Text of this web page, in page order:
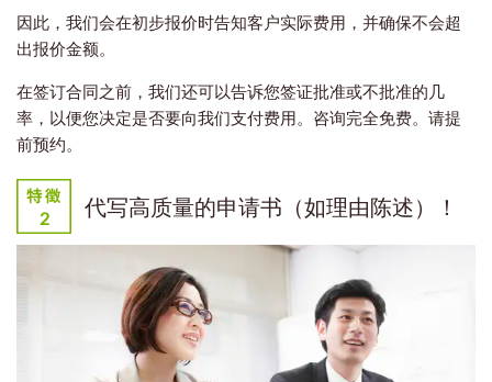
因此，我们会在初步报价时告知客户实际费用，并确保不会超
出报价金额。
在签订合同之前，我们还可以告诉您签证批准或不批准的几
率，以便您决定是否要向我们支付费用。咨询完全免费。请提
前预约。
代写高质量的申请书（如理由陈述）！